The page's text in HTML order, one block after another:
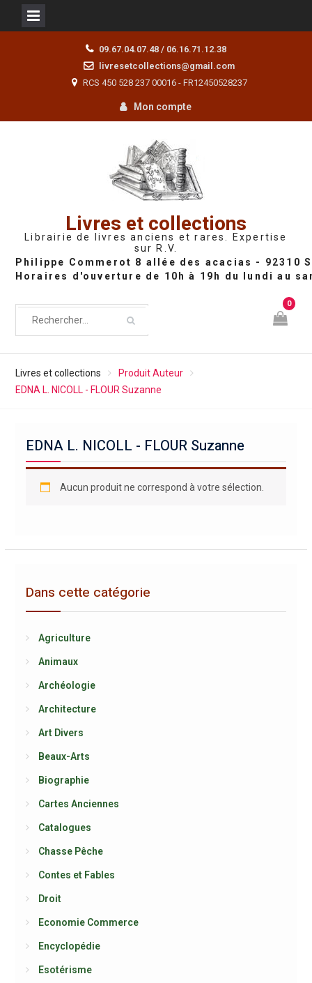
09.67.04.07.48 / 06.16.71.12.38
livresetcollections@gmail.com
RCS 450 528 237 00016 - FR12450528237
Mon compte
Livres et collections
Librairie de livres anciens et rares. Expertise
sur R.V.
0
Livres et collections
Produit Auteur
EDNA L. NICOLL - FLOUR Suzanne
EDNA L. NICOLL - FLOUR Suzanne
Aucun produit ne correspond à votre sélection.
Dans cette catégorie
Agriculture
Animaux
Archéologie
Architecture
Art Divers
Beaux-Arts
Biographie
Cartes Anciennes
Catalogues
Chasse Pêche
Contes et Fables
Droit
Economie Commerce
Encyclopédie
Esotérisme